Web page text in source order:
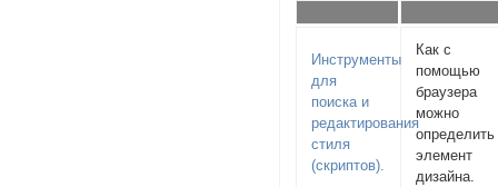
Инструменты
для
поиска и
редактирования
стиля
(скриптов).
Как с
помощью
браузера
можно
определить
элемент
дизайна.